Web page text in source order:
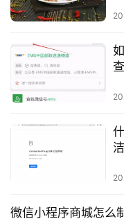
微信小程序商城怎么